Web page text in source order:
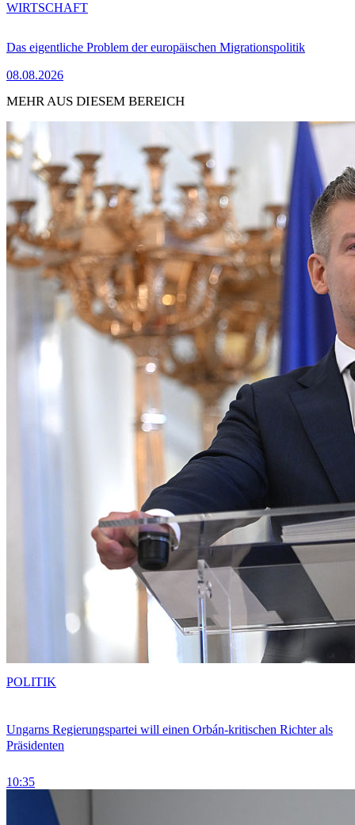
Das eigentliche Problem der europäischen Migrationspolitik
08.08.2026
WIRTSCHAFT
MEHR AUS DIESEM BEREICH
Ungarns Regierungspartei will einen Orbán-kritischen Richter als
Präsidenten
10:35
POLITIK